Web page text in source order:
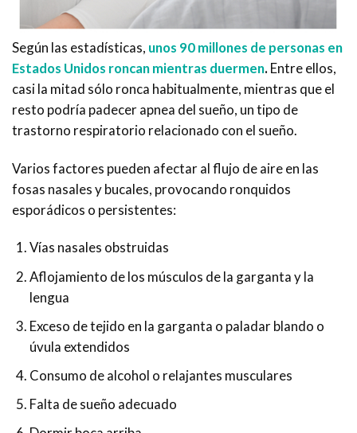
Según las estadísticas, unos 90 millones de personas en
Estados Unidos roncan mientras duermen. Entre ellos,
casi la mitad sólo ronca habitualmente, mientras que el
resto podría padecer apnea del sueño, un tipo de
trastorno respiratorio relacionado con el sueño.
Varios factores pueden afectar al flujo de aire en las
fosas nasales y bucales, provocando ronquidos
esporádicos o persistentes:
Vías nasales obstruidas
Aflojamiento de los músculos de la garganta y la
lengua
Exceso de tejido en la garganta o paladar blando o
úvula extendidos
Consumo de alcohol o relajantes musculares
Falta de sueño adecuado